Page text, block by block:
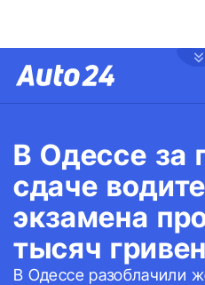
В Одессе за
сдаче
экзамена
тысяч гривен
В Одессе разоблачили